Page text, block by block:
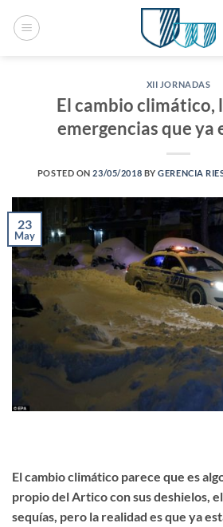
XII JORNADAS
El cambio climático,
emergencias que ya
POSTED ON23/05/2018 BYGERENCIA
23
May
El cambio climático parece que es
propio del Artico con sus deshielos,
sequías, pero la realidad es que ya